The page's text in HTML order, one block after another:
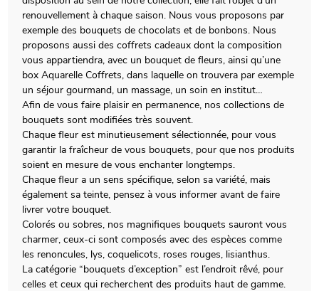
renouvellement à chaque saison. Nous vous proposons par
exemple des bouquets de chocolats et de bonbons. Nous
proposons aussi des coffrets cadeaux dont la composition
vous appartiendra, avec un bouquet de fleurs, ainsi qu’une
box Aquarelle Coffrets, dans laquelle on trouvera par exemple
un séjour gourmand, un massage, un soin en institut…
Afin de vous faire plaisir en permanence, nos collections de
bouquets sont modifiées très souvent.
Chaque fleur est minutieusement sélectionnée, pour vous
garantir la fraîcheur de vous bouquets, pour que nos produits
soient en mesure de vous enchanter longtemps.
Chaque fleur a un sens spécifique, selon sa variété, mais
également sa teinte, pensez à vous informer avant de faire
livrer votre bouquet.
Colorés ou sobres, nos magnifiques bouquets sauront vous
charmer, ceux-ci sont composés avec des espèces comme
les renoncules, lys, coquelicots, roses rouges, lisianthus.
La catégorie “bouquets d’exception” est l’endroit rêvé, pour
celles et ceux qui recherchent des produits haut de gamme.